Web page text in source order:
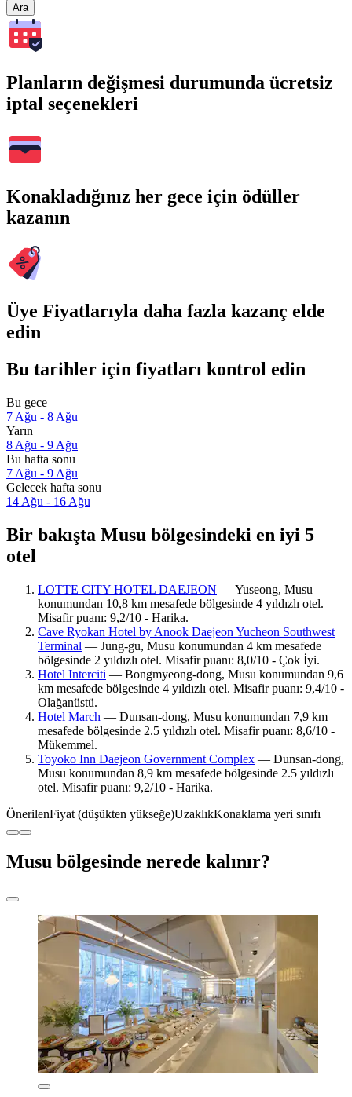
Ara
Planların değişmesi durumunda ücretsiz
iptal seçenekleri
Konakladığınız her gece için ödüller
kazanın
Üye Fiyatlarıyla daha fazla kazanç elde
edin
Bu tarihler için fiyatları kontrol edin
Bu gece
7 Ağu - 8 Ağu
Yarın
8 Ağu - 9 Ağu
Bu hafta sonu
7 Ağu - 9 Ağu
Gelecek hafta sonu
14 Ağu - 16 Ağu
Bir bakışta Musu bölgesindeki en iyi 5
otel
LOTTE CITY HOTEL DAEJEON — Yuseong, Musu
konumundan 10,8 km mesafede bölgesinde 4 yıldızlı otel.
Misafir puanı: 9,2/10 - Harika.
Cave Ryokan Hotel by Anook Daejeon Yucheon Southwest
Terminal — Jung-gu, Musu konumundan 4 km mesafede
bölgesinde 2 yıldızlı otel. Misafir puanı: 8,0/10 - Çok İyi.
Hotel Interciti — Bongmyeong-dong, Musu konumundan 9,6
km mesafede bölgesinde 4 yıldızlı otel. Misafir puanı: 9,4/10 -
Olağanüstü.
Hotel March — Dunsan-dong, Musu konumundan 7,9 km
mesafede bölgesinde 2.5 yıldızlı otel. Misafir puanı: 8,6/10 -
Mükemmel.
Toyoko Inn Daejeon Government Complex — Dunsan-dong,
Musu konumundan 8,9 km mesafede bölgesinde 2.5 yıldızlı
otel. Misafir puanı: 9,2/10 - Harika.
ÖnerilenFiyat (düşükten yükseğe)UzaklıkKonaklama yeri sınıfı
Musu bölgesinde nerede kalınır?